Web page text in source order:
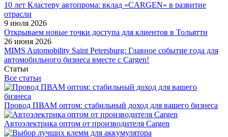
10 лет Кластеру автопрома: вклад «CARGEN» в развитие
отрасли
9 июля 2026
Открываем новые точки доступа для клиентов в Тольятти
26 июня 2026
MIMS Automobility Saint Petersburg: Главное событие года для
автомобильного бизнеса вместе с Cargen!
Статьи
Все статьи
Провод ПВАМ оптом: стабильный доход для вашего бизнеса
Автоэлектрика оптом от производителя Cargen